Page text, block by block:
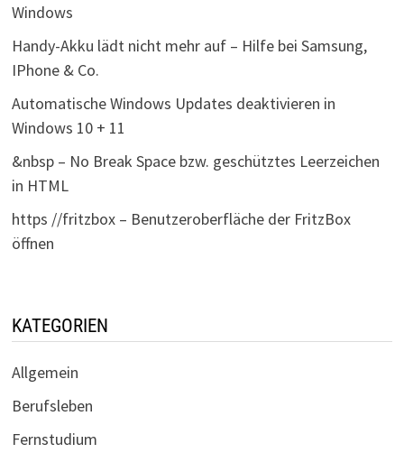
Windows
Handy-Akku lädt nicht mehr auf – Hilfe bei Samsung,
IPhone & Co.
Automatische Windows Updates deaktivieren in
Windows 10 + 11
&nbsp – No Break Space bzw. geschütztes Leerzeichen
in HTML
https //fritzbox – Benutzeroberfläche der FritzBox
öffnen
KATEGORIEN
Allgemein
Berufsleben
Fernstudium